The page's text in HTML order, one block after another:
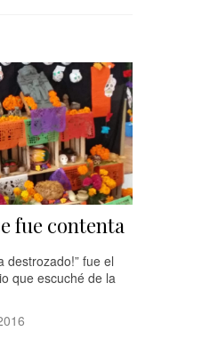
fue contenta
destrozado!” fue el
que escuché de la